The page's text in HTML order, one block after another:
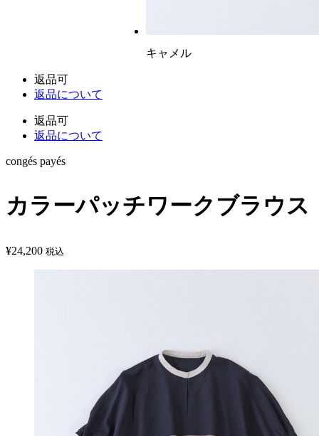
キャメル
返品可
返品について
返品可
返品について
congés payés
カラーパッチワークブラウス
¥24,200 税込